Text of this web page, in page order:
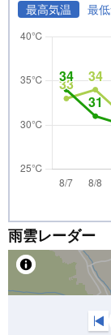
最高気温 最
雨雲レーダー